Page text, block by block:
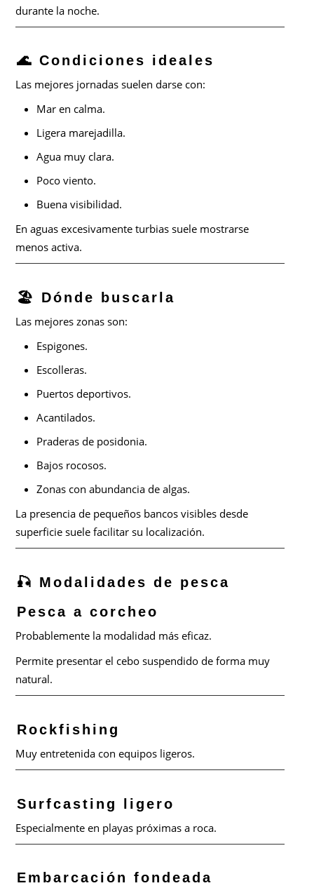
durante la noche.
🌊 Condiciones ideales
Las mejores jornadas suelen darse con:
Mar en calma.
Ligera marejadilla.
Agua muy clara.
Poco viento.
Buena visibilidad.
En aguas excesivamente turbias suele mostrarse
menos activa.
🏖️ Dónde buscarla
Las mejores zonas son:
Espigones.
Escolleras.
Puertos deportivos.
Acantilados.
Praderas de posidonia.
Bajos rocosos.
Zonas con abundancia de algas.
La presencia de pequeños bancos visibles desde
superficie suele facilitar su localización.
🎣 Modalidades de pesca
Pesca a corcheo
Probablemente la modalidad más eficaz.
Permite presentar el cebo suspendido de forma muy
natural.
Rockfishing
Muy entretenida con equipos ligeros.
Surfcasting ligero
Especialmente en playas próximas a roca.
Embarcación fondeada